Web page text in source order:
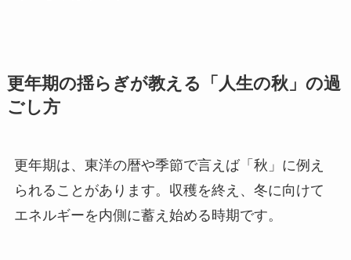
更年期の揺らぎが教える「人生の秋」の過
ごし方
更年期は、東洋の暦や季節で言えば「秋」に例え
られることがあります。収穫を終え、冬に向けて
エネルギーを内側に蓄え始める時期です。